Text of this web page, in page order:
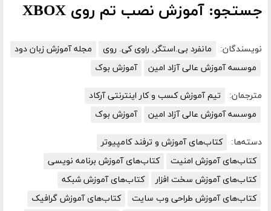
جستجو: آموزش نصب تم روی XBOX
نویسندگان: مانفرد بی.استگر, راوی کی. روی
مجله آموزش زبان دود
موسسه آموزش عالی آزاد امین
آموزش بوک
مترجمان:
تیم آموزش کسب و کار اینترنتی آرکاد
موسسه آموزش عالی آزاد امین
آموزش بوک
دسته‌ها:
کتاب‌های آموزش و ترفند کامپیوتر
کتاب‌های آموزش امنیت
کتاب‌های آموزش برنامه نویسی
کتاب‌های آموزش سخت افزار
کتاب‌های آموزش شبکه
کتاب‌های آموزش طراحی وب سایت
کتاب‌های آموزش گرافیک